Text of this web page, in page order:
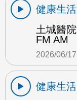
健康生
土城醫
FM AM
2026/06/17
健康生